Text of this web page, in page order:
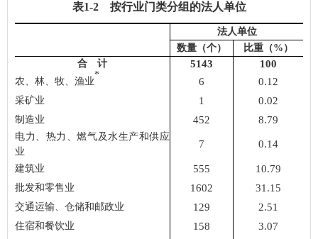
表1-2 按行业门类分组的法人单位
法人单位
数量（个）
比重（%）
合 计
5143 100
农、林、牧、渔业
*
6 0.12
采矿业 1 0.02
制造业 452 8.79
电力、热力、燃气及水生产和供应
业
7 0.14
建筑业 555 10.79
批发和零售业 1602 31.15
交通运输、仓储和邮政业 129 2.51
住宿和餐饮业 158 3.07